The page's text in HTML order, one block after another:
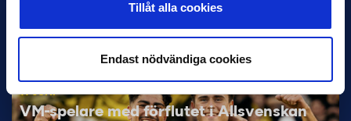
Tillåt alla cookies
Endast nödvändiga cookies
11 JUNI
VM-spelare med förflutet i Allsvenskan